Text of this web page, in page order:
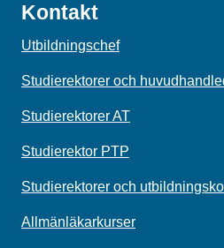
Kontakt
Utbildningschef
Studierektorer och
Studierektorer AT
Studierektor PTP
Studierektorer och
Allmänläkarkurser